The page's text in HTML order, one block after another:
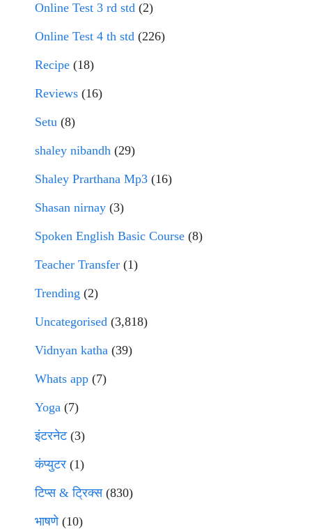
Online Test 3 rd std (2)
Online Test 4 th std (226)
Recipe (18)
Reviews (16)
Setu (8)
shaley nibandh (29)
Shaley Prarthana Mp3 (16)
Shasan nirnay (3)
Spoken English Basic Course (8)
Teacher Transfer (1)
Trending (2)
Uncategorised (3,818)
Vidnyan katha (39)
Whats app (7)
Yoga (7)
इंटरनेट(3)
कंप्युटर (1)
टिप्स & ट्रिक्स(830)
भाषणे(10)